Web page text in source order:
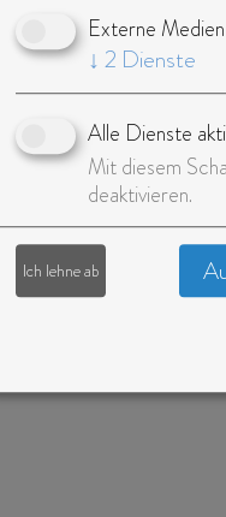
62-90 cm
Amsterdam
Hostess, Grid Girl
Follower
Externe Medien
↓ 2 Dienste
Alle Dienste
Mit diesem
deaktivieren.
Ich lehne ab